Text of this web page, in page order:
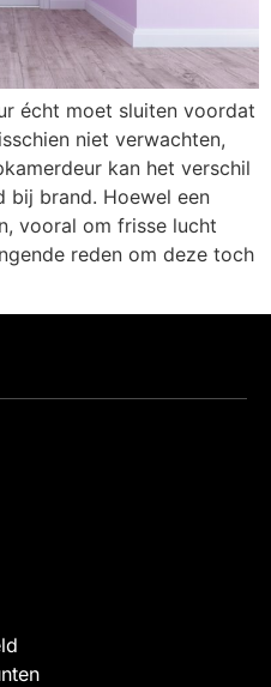
écht moet sluiten voordat
niet verwachten,
kan het verschil
bij brand. Hoewel een
vooral om frisse lucht
reden om deze toch